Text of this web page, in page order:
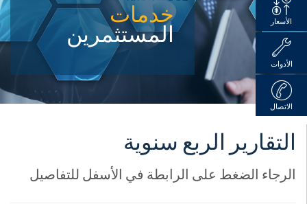
خدمات
المستثمرين
التقارير الربع سنوية
الرجاء الضغط على الرابطة في الأسفل للتفاصيل
الأسعار
الأدوات
الاتصال